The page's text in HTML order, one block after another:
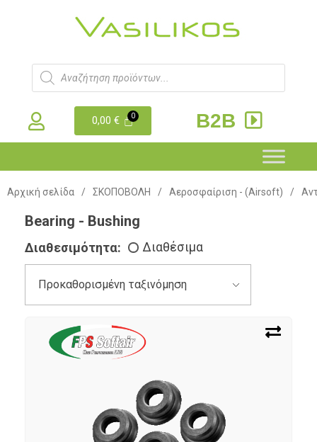
0,00€ B2B
Αρχική σελίδα / ΣΚΟΠΟΒΟΛΗ / Αεροσφαίριση - (Airsoft) /
Bearing - Bushing
Διαθεσιμότητα: Διαθέσιμα